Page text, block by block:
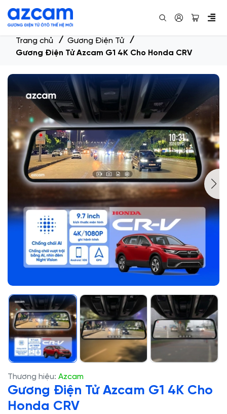
Trang chủ
Gương Điện Tử
Gương Điện Tử Azcam G1 4K Cho Honda CRV
Thương hiệu: Azcam
Gương Điện Tử Azcam G1 4K Cho
Honda CRV